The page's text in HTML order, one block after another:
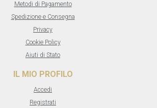
Metodi di Pagamento
Spedizione e Consegna
Privacy
Cookie Policy
Aiuti di Stato
IL MIO PROFILO
Accedi
Registrati